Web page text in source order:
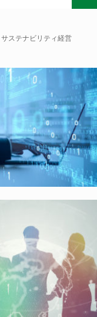
サステナビリティ経営